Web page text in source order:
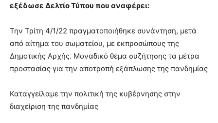
meaning
pain.
pornhun
porn
εξέδωσε Δελτίο Τύπου που αναφέρει:
Την Τρίτη 4/1/22 πραγματοποιήθηκε συνάντηση, μετά
από αίτημα του σωματείου, με εκπροσώπους της
Δημοτικής Αρχής. Μοναδικό θέμα συζήτησης τα μέτρα
προστασίας για την αποτροπή εξάπλωσης της πανδημίας
Καταγγείλαμε την πολιτική της κυβέρνησης στην
διαχείριση της πανδημίας